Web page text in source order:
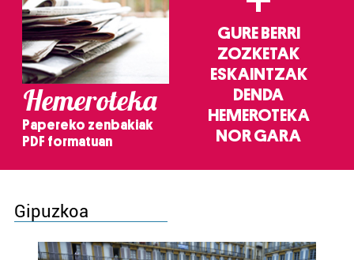
Hemeroteka
Papereko zenbakiak
PDF formatuan
GURE BERRI
ZOZKETAK
ESKAINTZAK
DENDA
HEMEROTEKA
NOR GARA
Gipuzkoa